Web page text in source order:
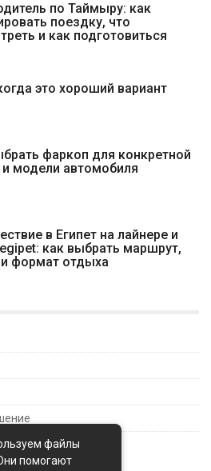
по Таймыру: как
поездку, что
и как подготовиться
это хороший вариант
фаркоп для конкретной
модели автомобиля
в Египет на лайнере и
как выбрать маршрут,
формат отдыха
файлы
помогают